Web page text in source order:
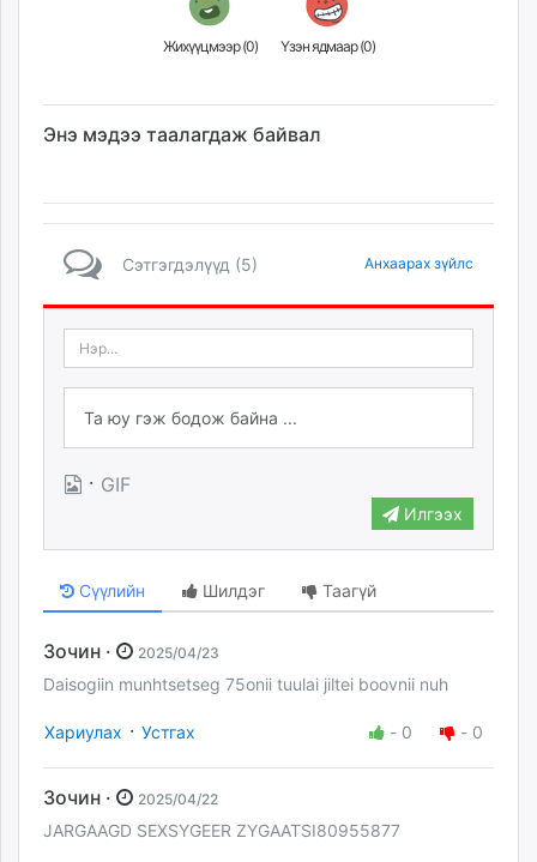
Жихүүцмээр (0) Үзэн ядмаар (0)
Энэ мэдээ таалагдаж байвал
Сэтгэгдэлүүд (5) Анхаарах зүйлс
· GIF
Илгээх
Сүүлийн Шилдэг Таагүй
Зочин · 2025/04/23
Daisogiin munhtsetseg 75onii tuulai jiltei boovnii nuh
Хариулах · Устгах - 0 - 0
Зочин · 2025/04/22
JARGAAGD SEXSYGEER ZYGAATSI80955877